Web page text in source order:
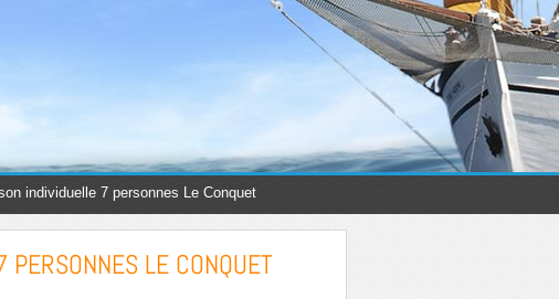
individuelle 7 personnes Le Conquet
LE CONQUET